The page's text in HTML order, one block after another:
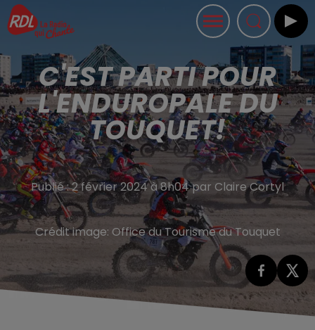
C'EST PARTI POUR
L'ENDUROPALE DU
TOUQUET!
Publié : 2 février 2024 à 8h04 par Claire Cortyl
Crédit image: Office du Tourisme du Touquet